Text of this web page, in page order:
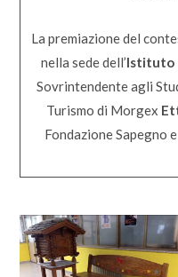
La premiazione del
nella sede dell’Istituto
Sovrintendente agli
Turismo di Morgex
Fondazione Sapegno